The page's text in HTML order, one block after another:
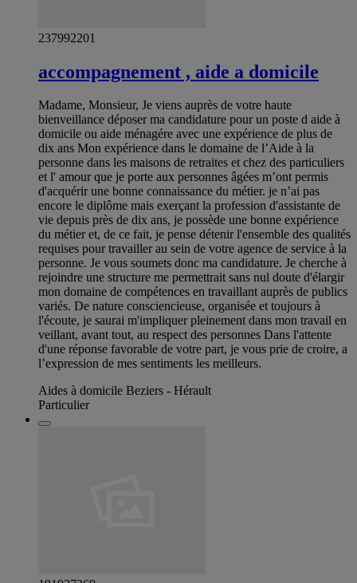
237992201
accompagnement , aide a domicile
Madame, Monsieur, Je viens auprès de votre haute
bienveillance déposer ma candidature pour un poste d aide à
domicile ou aide ménagére avec une expérience de plus de
dix ans Mon expérience dans le domaine de l’Aide à la
personne dans les maisons de retraites et chez des particuliers
et l' amour que je porte aux personnes âgées m’ont permis
d'acquérir une bonne connaissance du métier. je n’ai pas
encore le diplôme mais exerçant la profession d'assistante de
vie depuis près de dix ans, je possède une bonne expérience
du métier et, de ce fait, je pense détenir l'ensemble des qualités
requises pour travailler au sein de votre agence de service à la
personne. Je vous soumets donc ma candidature. Je cherche à
rejoindre une structure me permettrait sans nul doute d'élargir
mon domaine de compétences en travaillant auprès de publics
variés. De nature consciencieuse, organisée et toujours à
l'écoute, je saurai m'impliquer pleinement dans mon travail en
veillant, avant tout, au respect des personnes Dans l'attente
d'une réponse favorable de votre part, je vous prie de croire, a
l’expression de mes sentiments les meilleurs.
Aides à domicile Beziers - Hérault
Particulier